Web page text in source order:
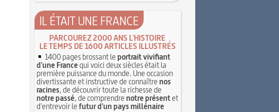
IL ÉTAIT UNE FRANCE
PARCOUREZ 2000 ANS L'HISTOIRE
LE TEMPS DE 1600 ARTICLES ILLUSTRÉS
1400 pages brossant leportrait vivifiant
d'une Francequi voici deux siècles était la
première puissance du monde. Une occasion
divertissante et instructive de connaîtrenos
racines, de découvrir toute la richesse de
notre passé, de comprendrenotre présentet
d'entrevoir lefutur d'un pays millénaire